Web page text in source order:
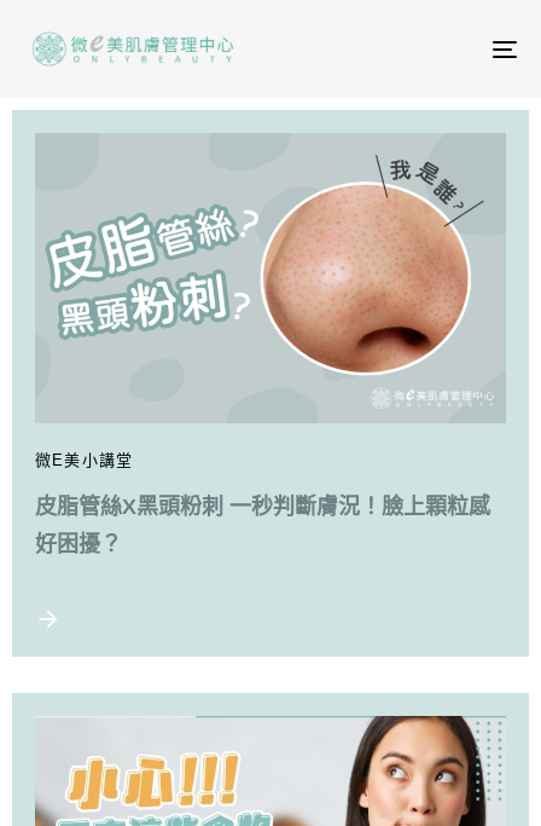
微E美小講堂
皮脂管絲X黑頭粉刺 一秒判斷膚況！臉上顆粒感
好困擾？